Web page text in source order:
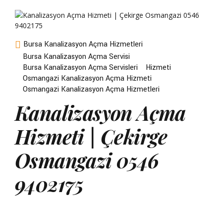
Bursa Kanalizasyon Açma Hizmetleri
Bursa Kanalizasyon Açma Servisi
Bursa Kanalizasyon Açma Servisleri
Hizmeti
Osmangazi Kanalizasyon Açma Hizmeti
Osmangazi Kanalizasyon Açma Hizmetleri
Kanalizasyon Açma
Hizmeti | Çekirge
Osmangazi 0546
9402175